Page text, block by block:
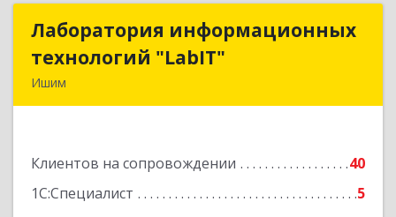
Лаборатория информационных
технологий "LabIT"
Ишим
Клиентов на сопровождении
40
1С:Специалист
5
Лаборатория информационных
технологий "LabIT"
Подробнее